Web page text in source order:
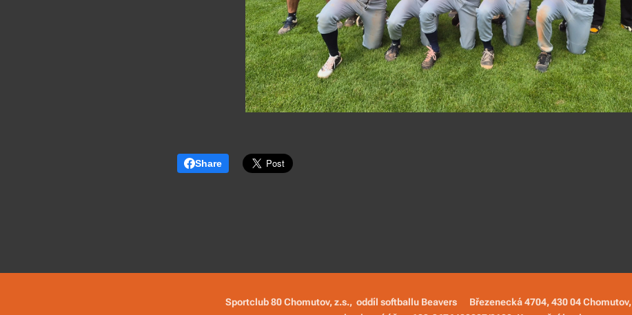
Share
Sportclub 80 Chomutov, z.s., oddíl softballu Beavers Březenecká 4704, 430 04 Chomutov,